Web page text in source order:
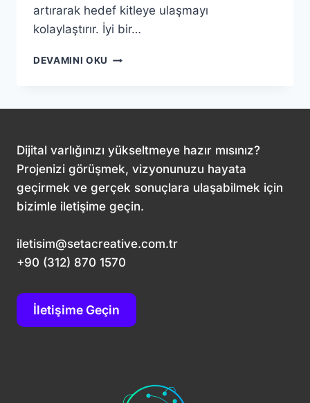
artırarak hedef kitleye ulaşmayı
kolaylaştırır. İyi bir…
DEVAMINI OKU SEO
İLKELERI
Dijital varlığınızı yükseltmeye hazır mısınız?
Projenizi görüşmek, vizyonunuzu hayata
geçirmek ve gerçek sonuçlara ulaşabilmek için
bizimle iletişime geçin.
iletisim@setacreative.com.tr
+90 (312) 870 1570
İletişime Geçin